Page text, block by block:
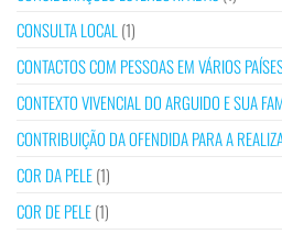
CONSULTA LOCAL (1)
CONTACTOS COM PESSOAS EM VÁRIOS
CONTEXTO VIVENCIAL DO ARGUIDO E SUA
CONTRIBUIÇÃO DA OFENDIDA PARA A
COR DA PELE(1)
COR DE PELE(1)